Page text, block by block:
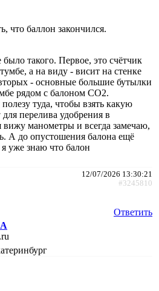
что баллон закончился.
такого. Первое, это счётчик
а на виду - висит на стенке
- основные большие бутылки
рядом с балоном СО2.
туда, чтобы взять какую
перелива удобрения в
манометры и всегда замечаю,
А до опустошения балона ещё
уже знаю что балон
12/07/2026 13:30:21
#3245810
Ответить